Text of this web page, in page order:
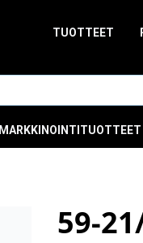
TUOTTEET
MARKKINOINTITUOTTEET
59-